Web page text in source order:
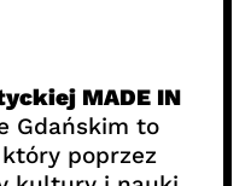
MADE IN
Gdańskim to
poprzez